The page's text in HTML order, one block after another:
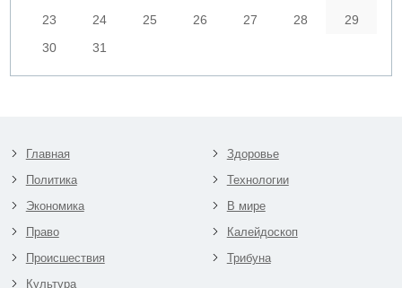
23
24 25 26 27 28
29
30
31
Главная
Политика
Экономика
Право
Происшествия
Культура
Здоровье
Технологии
В мире
Калейдоскоп
Трибуна